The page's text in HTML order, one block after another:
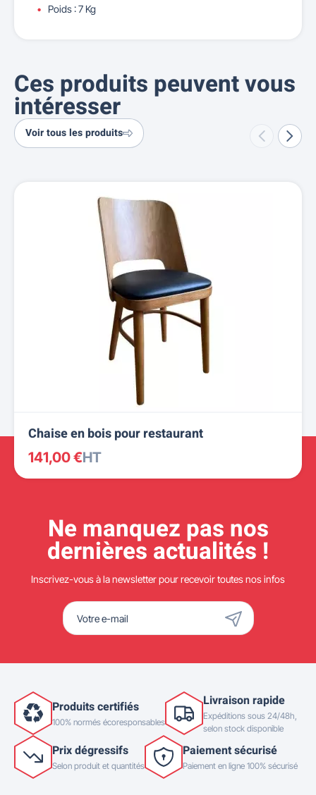
Poids : 7 Kg
Ces produits peuvent vous
intéresser
Voir tous les produits
Chaise en bois pour restaurant
141,00 €HT
Ne manquez pas nos
dernières actualités !
Inscrivez-vous à la newsletter pour recevoir toutes nos infos
Produits certifiés
100% normés écoresponsables
Livraison rapide
Expéditions sous 24/48h,
selon stock disponible
Prix dégressifs
Selon produit et quantités
Paiement sécurisé
Paiement en ligne 100% sécurisé